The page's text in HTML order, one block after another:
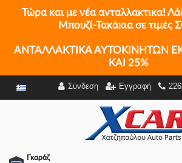
Τώρα και με νέα ανταλλακτικα!
Μπουζί-Τακάκια σε τιμές
ΑΝΤΑΛΛΑΚΤΙΚΑ ΑΥΤΟΚΙΝΗΤΩΝ
ΚΑΙ 25%
Σύνδεση Εγγραφή
Γκαράζ